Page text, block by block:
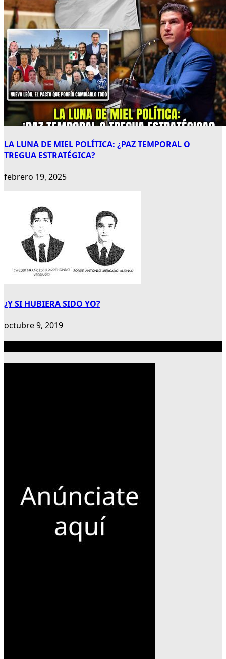
LA LUNA DE MIEL POLÍTICA: ¿PAZ TEMPORAL O
TREGUA ESTRATÉGICA?
febrero 19, 2025
¿Y SI HUBIERA SIDO YO?
octubre 9, 2019